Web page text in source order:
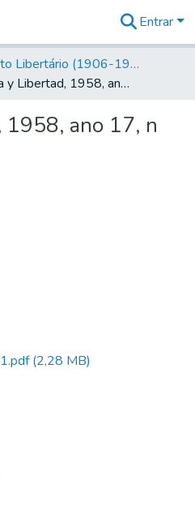
na
Entrar
Canto Libertário (1906-1995)
Tierra y Libertad, 1958, ano 17, n 181
1958, ano 17, n
(2,28 MB)